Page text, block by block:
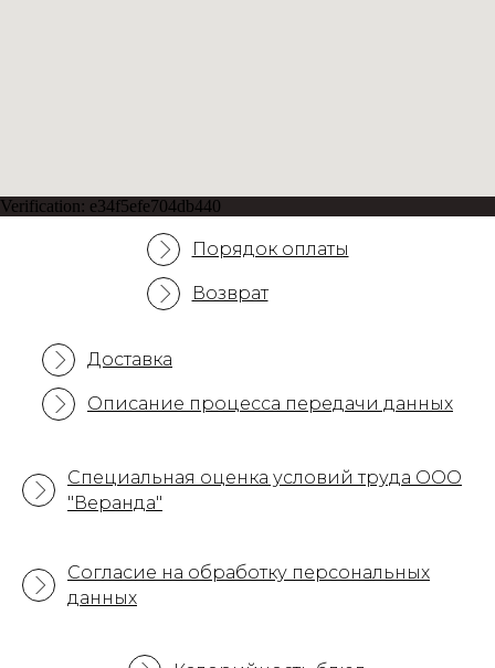
Verification: e34f5efe704db440
Порядок оплаты
Возврат
Доставка
Описание процесса передачи данных
Cпециальная оценка условий труда ООО
"Веранда"
Согласие на обработку персональных
данных